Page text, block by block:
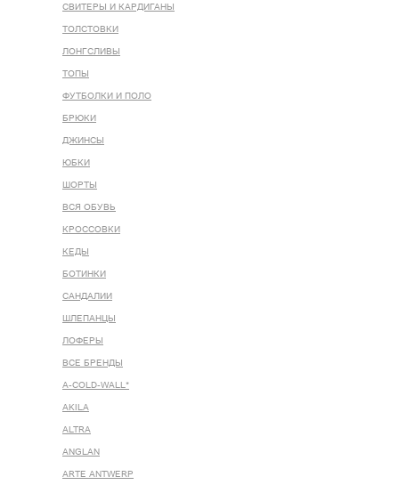
СВИТЕРЫ И КАРДИГАНЫ
ТОЛСТОВКИ
ЛОНГСЛИВЫ
ТОПЫ
ФУТБОЛКИ И ПОЛО
БРЮКИ
ДЖИНСЫ
ЮБКИ
ШОРТЫ
ВСЯ ОБУВЬ
КРОССОВКИ
КЕДЫ
БОТИНКИ
САНДАЛИИ
ШЛЕПАНЦЫ
ЛОФЕРЫ
ВСЕ БРЕНДЫ
A-COLD-WALL*
AKILA
ALTRA
ANGLAN
ARTE ANTWERP